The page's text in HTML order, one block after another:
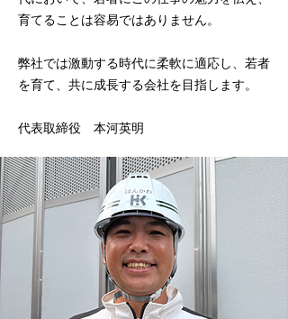
育てることは容易ではありません。
​弊社では激動する時代に柔軟に適応し、若者
を育て、共に成長する会社を目指します。
​代表取締役 本河英明